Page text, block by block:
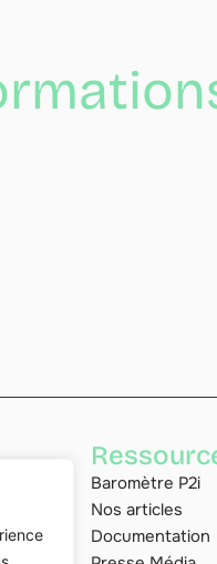
Baromètre P2i
Nos articles
Documentation